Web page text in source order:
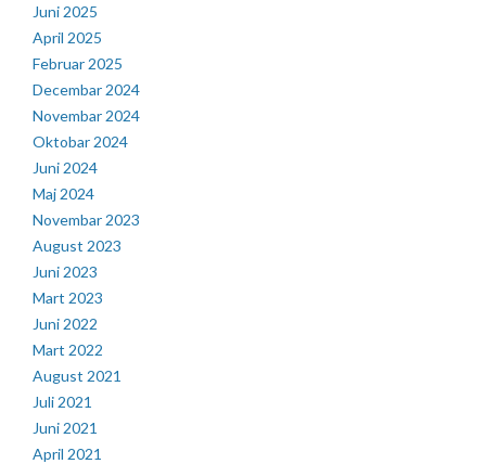
Juni 2025
April 2025
Februar 2025
Decembar 2024
Novembar 2024
Oktobar 2024
Juni 2024
Maj 2024
Novembar 2023
August 2023
Juni 2023
Mart 2023
Juni 2022
Mart 2022
August 2021
Juli 2021
Juni 2021
April 2021